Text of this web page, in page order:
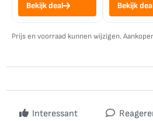
Bekijk deal Bekijk
Prijs en voorraad kunnen wijzigen.
Interessant